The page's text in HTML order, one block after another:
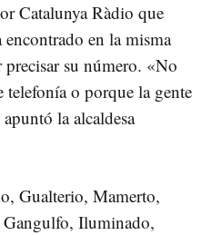
Catalunya Ràdio que
en la misma
su número. «No
telefonía o porque la gente
la alcaldesa
Gualterio, Mamerto,
Iluminado,